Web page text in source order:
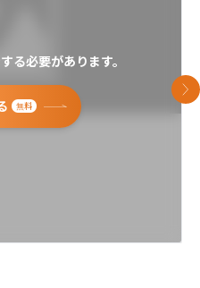
る必要があります。
無料
次